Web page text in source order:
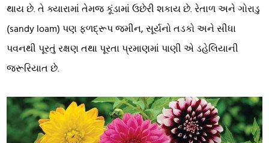
થાય છે. તે ક્યારામાં તેમજ કૂંડામાં ઉછેરી શકાય છે. રેતાળ અને ગોરાડુ
(sandy loam) પણ ફળદ્રૂપ જમીન, સૂર્યનો તડકો અને સીધા
પવનથી પૂરતું રક્ષણ તથા પૂરતા પ્રમાણમાં પાણી એ ડહેલિયાની
જરૂરિયાત છે.